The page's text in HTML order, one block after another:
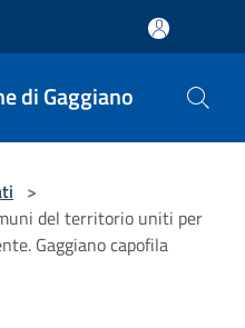
di Gaggiano
>
del territorio uniti per
Gaggiano capofila